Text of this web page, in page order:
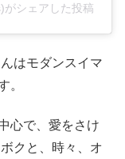
シェアした投稿
はモダンスイマ
心で、愛をさけ
クと、時々、オ